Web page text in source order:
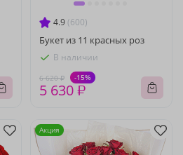
4.9 (600)
Букет из 11 красных роз
В наличии
6 620 ₽ -15%
5 630 ₽
Акция